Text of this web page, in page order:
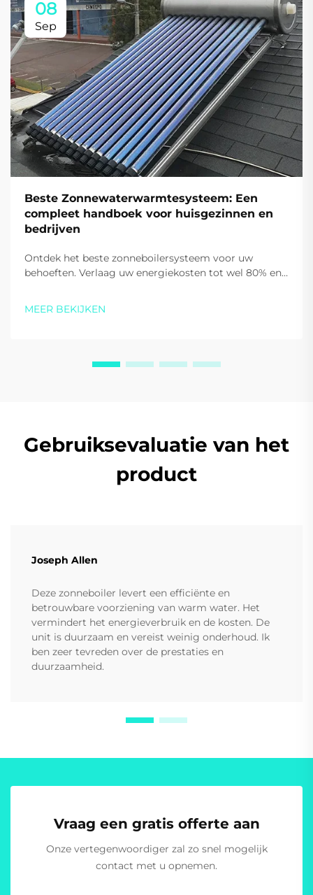
08
Sep
Beste Zonnewaterwarmtesysteem: Een
compleet handboek voor huisgezinnen en
bedrijven
Ontdek het beste zonneboilersysteem voor uw
behoeften. Verlaag uw energiekosten tot wel 80% en
persoonlijke offerte aan.
MEER BEKIJKEN
Gebruiksevaluatie van het
product
Joseph Allen
Deze zonneboiler levert een efficiënte en
betrouwbare voorziening van warm water. Het
vermindert het energieverbruik en de kosten. De
unit is duurzaam en vereist weinig onderhoud. Ik
ben zeer tevreden over de prestaties en
duurzaamheid.
Vraag een gratis offerte aan
Onze vertegenwoordiger zal zo snel mogelijk
contact met u opnemen.